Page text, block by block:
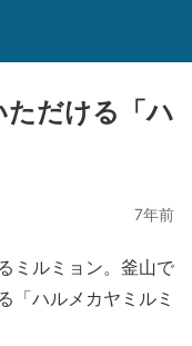
ただける「ハ
7年前
ミルミョン。釜山で
「ハルメカヤミルミ